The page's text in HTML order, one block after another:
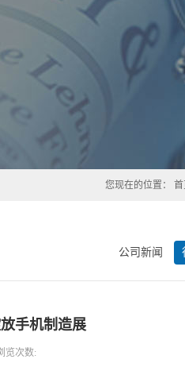
您现在的位置： 首
公司新闻
手机制造展
览次数: